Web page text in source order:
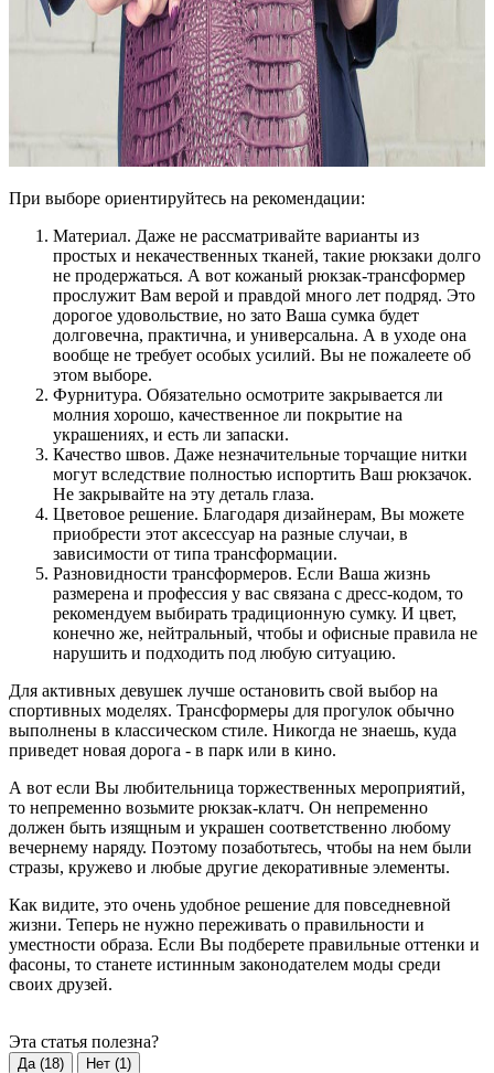
При выборе ориентируйтесь на рекомендации:
Материал. Даже не рассматривайте варианты из
простых и некачественных тканей, такие рюкзаки долго
не продержаться. А вот кожаный рюкзак-трансформер
прослужит Вам верой и правдой много лет подряд. Это
дорогое удовольствие, но зато Ваша сумка будет
долговечна, практична, и универсальна. А в уходе она
вообще не требует особых усилий. Вы не пожалеете об
этом выборе.
Фурнитура. Обязательно осмотрите закрывается ли
молния хорошо, качественное ли покрытие на
украшениях, и есть ли запаски.
Качество швов. Даже незначительные торчащие нитки
могут вследствие полностью испортить Ваш рюкзачок.
Не закрывайте на эту деталь глаза.
Цветовое решение. Благодаря дизайнерам, Вы можете
приобрести этот аксессуар на разные случаи, в
зависимости от типа трансформации.
Разновидности трансформеров. Если Ваша жизнь
размерена и профессия у вас связана с дресс-кодом, то
рекомендуем выбирать традиционную сумку. И цвет,
конечно же, нейтральный, чтобы и офисные правила не
нарушить и подходить под любую ситуацию.
Для активных девушек лучше остановить свой выбор на
спортивных моделях. Трансформеры для прогулок обычно
выполнены в классическом стиле. Никогда не знаешь, куда
приведет новая дорога - в парк или в кино.
А вот если Вы любительница торжественных мероприятий,
то непременно возьмите рюкзак-клатч. Он непременно
должен быть изящным и украшен соответственно любому
вечернему наряду. Поэтому позаботьтесь, чтобы на нем были
стразы, кружево и любые другие декоративные элементы.
Как видите, это очень удобное решение для повседневной
жизни. Теперь не нужно переживать о правильности и
уместности образа. Если Вы подберете правильные оттенки и
фасоны, то станете истинным законодателем моды среди
своих друзей.
Эта статья полезна?
Да (18) Нет (1 )